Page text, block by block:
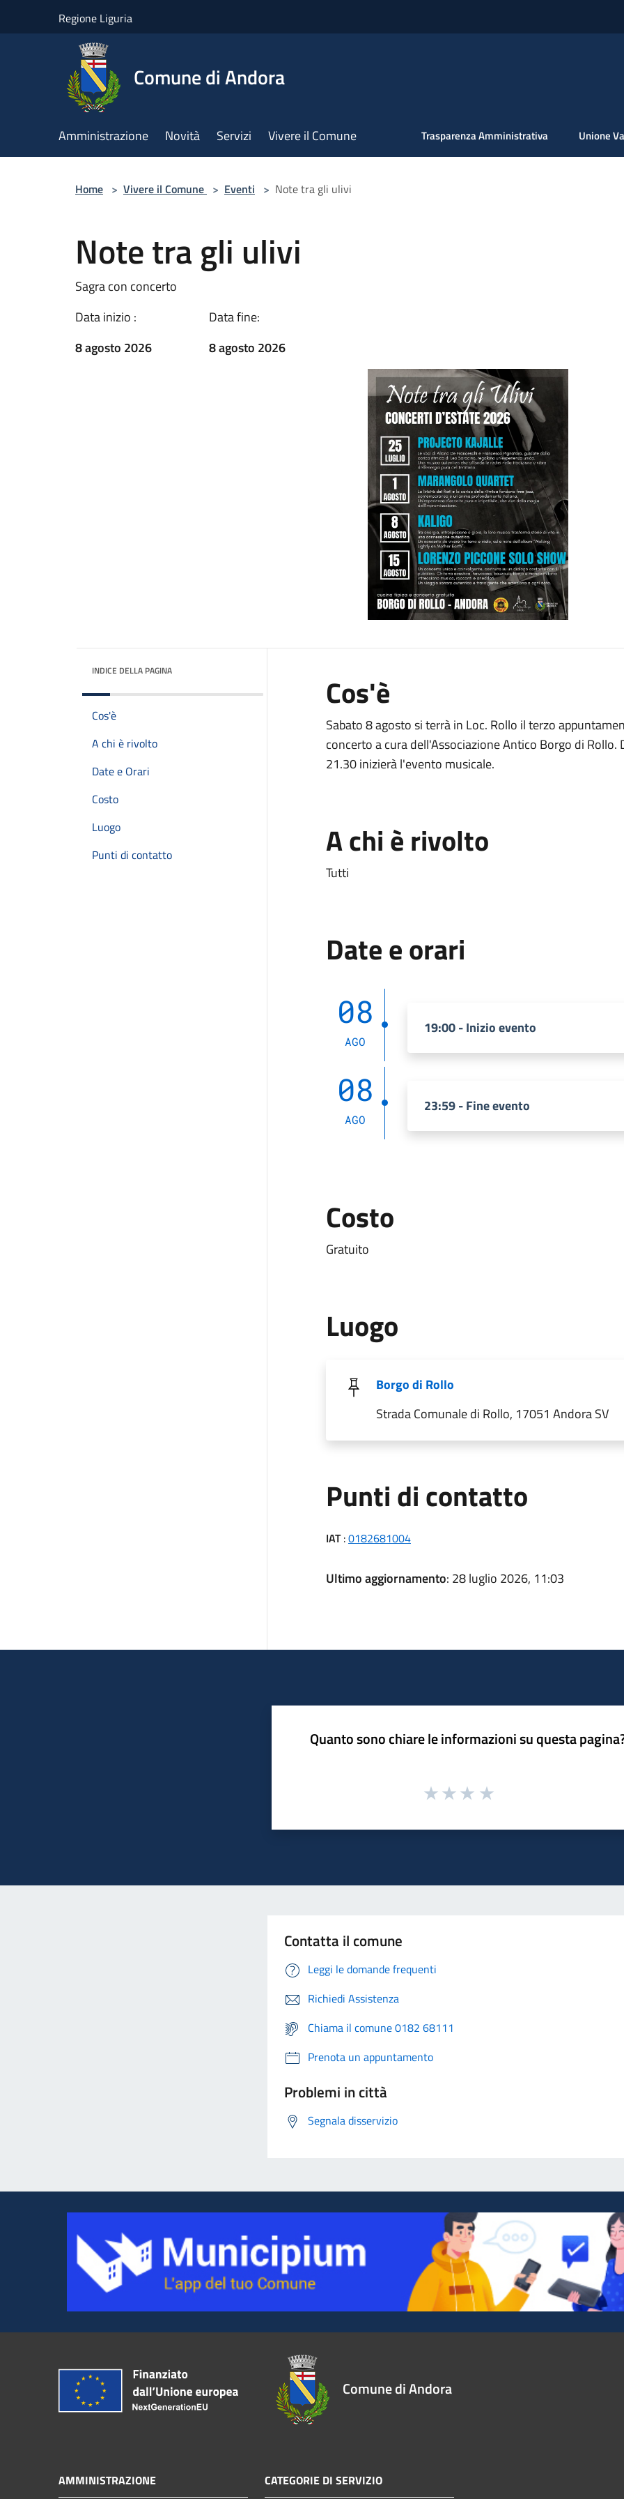
Regione Liguria
Comune di Andora
Amministrazione Novità Servizi Vivere il Comune Trasparenza Amministrativa Unione
Home > Vivere il Comune > Eventi > Note tra gli ulivi
Note tra gli ulivi
Sagra con concerto
Data inizio :
8 agosto 2026
Data fine:
8 agosto 2026
INDICE DELLA PAGINA
Cos'è
A chi è rivolto
Date e Orari
Costo
Luogo
Punti di contatto
Cos'è
Sabato 8 agosto si terrà in Loc. Rollo il terzo
concerto a cura dell'Associazione Antico Borgo di
21.30 inizierà l'evento musicale.
A chi è rivolto
Tutti
Date e orari
08
AGO
19:00 - Inizio evento
08
AGO
23:59 - Fine evento
Costo
Gratuito
Luogo
Borgo di Rollo
Strada Comunale di Rollo, 17051 Andora SV
Punti di contatto
IAT:0182681004
Ultimo aggiornamento: 28 luglio 2026, 11:03
Quanto sono chiare le informazioni su questa
Contatta il comune
Leggi le domande frequenti
Richiedi Assistenza
Chiama il comune 0182 68111
Prenota un appuntamento
Problemi in città
Segnala disservizio
Comune di Andora
AMMINISTRAZIONE CATEGORIE DI SERVIZIO